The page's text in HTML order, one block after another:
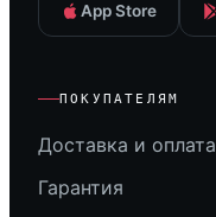
App Store
ПОКУПАТЕЛЯМ
Доставка и оплата
Гарантия